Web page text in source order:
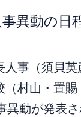
異動の日
人事（須貝
（村山・置
異動が発表